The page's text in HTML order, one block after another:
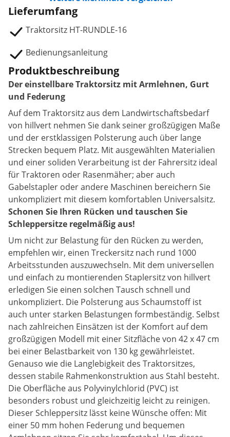
Lieferumfang
Traktorsitz HT-RUNDLE-16
Bedienungsanleitung
Produktbeschreibung
Der einstellbare Traktorsitz mit Armlehnen, Gurt
und Federung
Auf dem Traktorsitz aus dem Landwirtschaftsbedarf
von hillvert nehmen Sie dank seiner großzügigen Maße
und der erstklassigen Polsterung auch über lange
Strecken bequem Platz. Mit ausgewählten Materialien
und einer soliden Verarbeitung ist der Fahrersitz ideal
für Traktoren oder Rasenmäher; aber auch
Gabelstapler oder andere Maschinen bereichern Sie
unkompliziert mit diesem komfortablen Universalsitz.
Schonen Sie Ihren Rücken und tauschen Sie
Schleppersitze regelmäßig aus!
Um nicht zur Belastung für den Rücken zu werden,
empfehlen wir, einen Treckersitz nach rund 1000
Arbeitsstunden auszuwechseln. Mit dem universellen
und einfach zu montierenden Staplersitz von hillvert
erledigen Sie einen solchen Tausch schnell und
unkompliziert. Die Polsterung aus Schaumstoff ist
auch unter starken Belastungen formbeständig. Selbst
nach zahlreichen Einsätzen ist der Komfort auf dem
großzügigen Modell mit einer Sitzfläche von 42 x 47 cm
bei einer Belastbarkeit von 130 kg gewährleistet.
Genauso wie die Langlebigkeit des Traktorsitzes,
dessen stabile Rahmenkonstruktion aus Stahl besteht.
Die Oberfläche aus Polyvinylchlorid (PVC) ist
besonders robust und gleichzeitig leicht zu reinigen.
Dieser Schleppersitz lässt keine Wünsche offen: Mit
einer 50 mm hohen Federung und bequemen